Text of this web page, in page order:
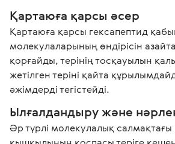
Қартаюға қарсы әсер
Қартаюға қарсы гексапептид
молекулаларының өндірісін
қорғайды, терінің тосқауылын
жетілген теріні қайта
әжімдерді тегістейді.
Ылғалдандыру және
Әр түрлі молекулалық салмақтағы